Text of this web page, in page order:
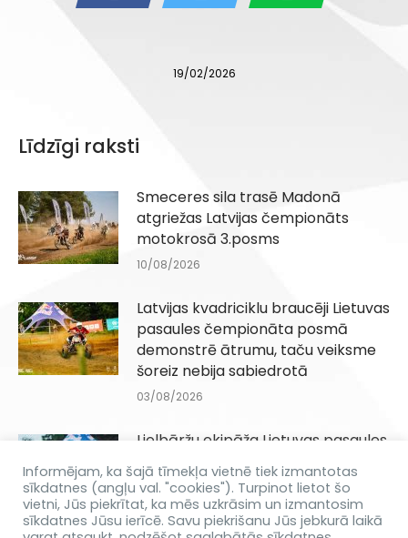
19/02/2026
Līdzīgi raksti
Smeceres sila trasē Madonā
atgriežas Latvijas čempionāts
motokrosā 3.posms
10/08/2026
Latvijas kvadriciklu braucēji Lietuvas
pasaules čempionāta posmā
demonstrē ātrumu, taču veiksme
šoreiz nebija sabiedrotā
03/08/2026
Lielbāržu ekipāža Lietuvas pasaules
čempionāta posmā izcīna 6. vietu
pēc cīņas ar neveiksmēm
03/08/2026
Informējam, ka šajā tīmekļa vietnē tiek izmantotas
sīkdatnes (angļu val. "cookies"). Turpinot lietot šo
vietni, Jūs piekrītat, ka mēs uzkrāsim un izmantosim
sīkdatnes Jūsu ierīcē. Savu piekrišanu Jūs jebkurā laikā